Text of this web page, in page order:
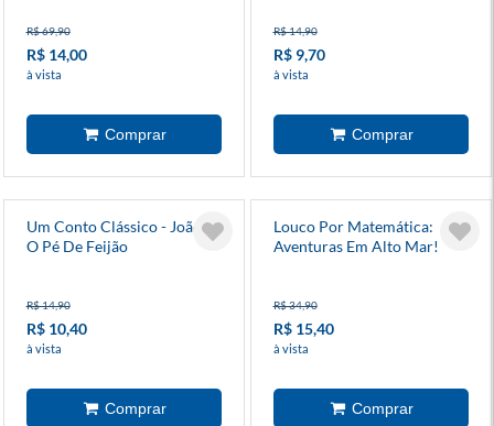
R$ 69,90
R$ 14,00
à vista
R$ 14,90
R$ 9,70
à vista
Um Conto Clássico - João E
O Pé De Feijão
R$ 14,90
R$ 10,40
à vista
Louco Por Matemática:
Aventuras Em Alto Mar!
R$ 34,90
R$ 15,40
à vista